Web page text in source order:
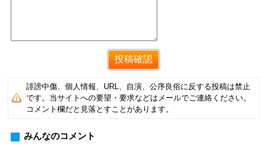
誹謗中傷、個人情報、URL、自演、公序良俗に反する投稿は禁止
です。当サイトへの要望・要求などはメールでご連絡ください。
コメント欄だと見落とすことがあります。
みんなのコメント